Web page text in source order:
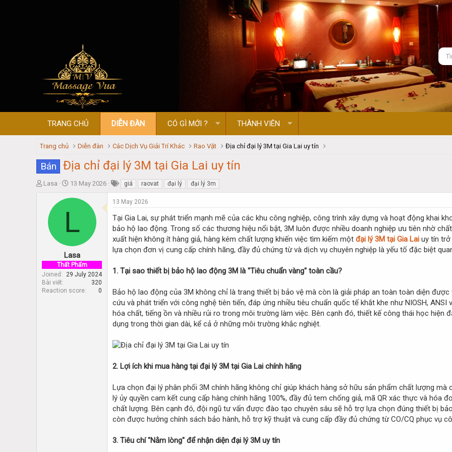
TRANG CHỦ DIỄN ĐÀN CÓ GÌ MỚI ? THÀNH VIÊN
Trang chủ Diễn đàn Các Dịch Vụ Giải Trí Khác Rao Vặt Địa chỉ đại lý 3M tại Gia Lai uy tín
Bán Địa chỉ đại lý 3M tại Gia Lai uy tín
T
t
e
r
Lasa
S
d
t
e
13 May 2026 giá raovat đại lý đại lý 3m
L
Lasa
Thất Phẩm
Joined
29 July 2024
Bài viết
320
Reaction score
0
13 May 2026
Tại Gia Lai, sự phát triển mạnh mẽ của các khu công nghiệp, công trình xây dựng và hoạt động khai
bảo hộ lao động. Trong số các thương hiệu nổi bật, 3M luôn được nhiều doanh nghiệp ưu tiên nhờ
xuất hiện không ít hàng giả, hàng kém chất lượng khiến việc tìm kiếm một đại lý 3M tại Gia Lai uy tín trở
lựa chọn đơn vị cung cấp chính hãng, đầy đủ chứng từ và dịch vụ chuyên nghiệp là yếu tố đặc biệt
1. Tại sao thiết bị bảo hộ lao động 3M là "Tiêu chuẩn vàng" toàn cầu?
Bảo hộ lao động của 3M không chỉ là trang thiết bị bảo vệ mà còn là giải pháp an toàn toàn diện
cứu và phát triển với công nghệ tiên tiến, đáp ứng nhiều tiêu chuẩn quốc tế khắt khe như NIOSH,
hóa chất, tiếng ồn và nhiều rủi ro trong môi trường làm việc. Bên cạnh đó, thiết kế công thái học hiện
dụng trong thời gian dài, kể cả ở những môi trường khắc nghiệt.
2. Lợi ích khi mua hàng tại đại lý 3M tại Gia Lai chính hãng
Lựa chọn đại lý phân phối 3M chính hãng không chỉ giúp khách hàng sở hữu sản phẩm chất lượng
lý ủy quyền cam kết cung cấp hàng chính hãng 100%, đầy đủ tem chống giả, mã QR xác thực và hóa
chất lượng. Bên cạnh đó, đội ngũ tư vấn được đào tạo chuyên sâu sẽ hỗ trợ lựa chọn đúng thiết bị
còn được hưởng chính sách bảo hành, hỗ trợ kỹ thuật và cung cấp đầy đủ chứng từ CO/CQ phục vụ
3. Tiêu chí "Nằm lòng" để nhận diện đại lý 3M uy tín